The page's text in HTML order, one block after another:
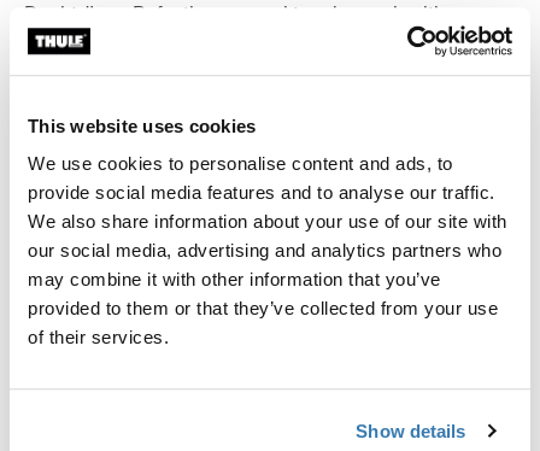
This website uses cookies
We use cookies to personalise content and ads, to
provide social media features and to analyse our traffic.
We also share information about your use of our site with
our social media, advertising and analytics partners who
may combine it with other information that you’ve
provided to them or that they’ve collected from your use
of their services.
Show details
Dachträger-Befestigungspunkte oder werkseitig
montierte Träger.
Toggle features
Alle Eigenschaften
Toggle techspec
Technische Daten
Toggle guides and instructions
Anleitung